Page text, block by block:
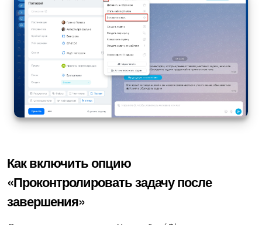
Как включить опцию
«Проконтролировать задачу после
завершения»